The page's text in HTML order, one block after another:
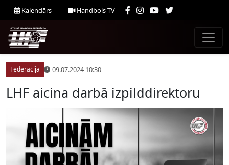
Kalendārs Handbols TV
Federācija 09.07.2024 10:30
LHF aicina darbā izpilddirektoru